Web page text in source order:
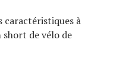
caractéristiques à
short de vélo de